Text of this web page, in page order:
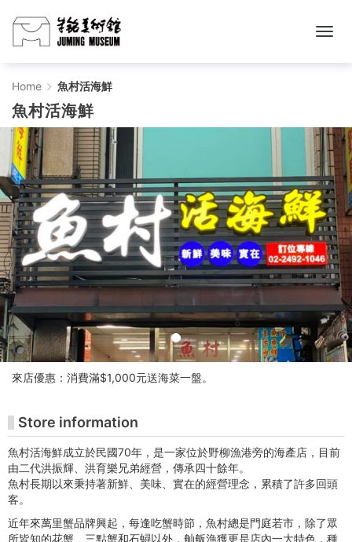
魚
村
活
海
鮮
-
주
밍
미
술
티
켓
구
매
Home 魚村活海鮮
魚村活海鮮
來店優惠：消費滿$1,000元送海菜一盤。
Store information
魚村活海鮮成立於民國70年，是一家位於野柳漁港旁的海產店，目前
由二代洪振輝、洪育樂兄弟經營，傳承四十餘年。
魚村長期以來秉持著新鮮、美味、實在的經營理念，累積了許多回頭
客。
近年來萬里蟹品牌興起，每逢吃蟹時節，魚村總是門庭若市，除了眾
所皆知的花蟹、三點蟹和石蟳以外，舢舨漁獲更是店內一大特色，種